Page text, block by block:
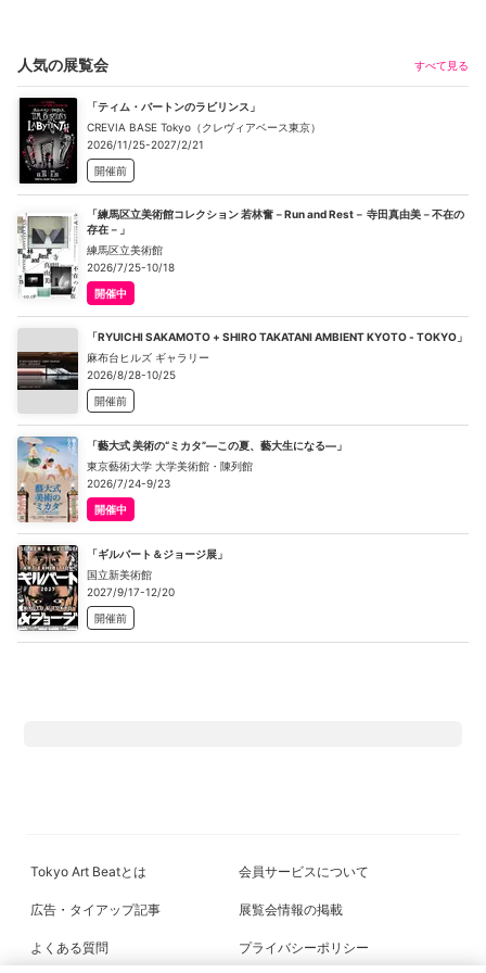
人気の展覧会 すべて見る
「ティム・バートンのラビリンス」
CREVIA BASE Tokyo（クレヴィアベース東京）
2026/11/25-2027/2/21
開催前
「練馬区立美術館コレクション 若林奮－Run and Rest－ 寺田真由美－不在の
存在－」
練馬区立美術館
2026/7/25-10/18
開催中
「RYUICHI SAKAMOTO + SHIRO TAKATANI AMBIENT KYOTO - TOKYO」
麻布台ヒルズ ギャラリー
2026/8/28-10/25
開催前
「藝大式 美術の“ミカタ”―この夏、藝大生になる―」
東京藝術大学 大学美術館・陳列館
2026/7/24-9/23
開催中
「ギルバート＆ジョージ展」
国立新美術館
2027/9/17-12/20
開催前
Tokyo Art Beatとは 会員サービスについて
広告・タイアップ記事 展覧会情報の掲載
よくある質問 プライバシーポリシー